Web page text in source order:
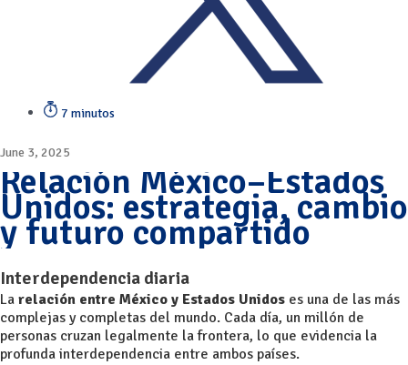
7 minutos
June 3, 2025
Relación México–Estados
Unidos: estrategia, cambio
y futuro compartido
Interdependencia diaria
La relación entre México y Estados Unidos es una de las más
complejas y completas del mundo. Cada día, un millón de
personas cruzan legalmente la frontera, lo que evidencia la
profunda interdependencia entre ambos países.